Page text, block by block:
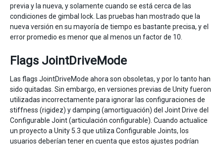
previa y la nueva, y solamente cuando se está cerca de las
condiciones de gimbal lock. Las pruebas han mostrado que la
nueva versión en su mayoría de tiempo es bastante precisa, y el
error promedio es menor que al menos un factor de 10.
Flags JointDriveMode
Las flags JointDriveMode ahora son obsoletas, y por lo tanto han
sido quitadas. Sin embargo, en versiones previas de Unity fueron
utilizadas incorrectamente para ignorar las configuraciones de
stiffness (rigidez) y damping (amortiguación) del Joint Drive del
Configurable Joint (articulación configurable). Cuando actualice
un proyecto a Unity 5.3 que utiliza Configurable Joints, los
usuarios deberían tener en cuenta que estos ajustes podrían